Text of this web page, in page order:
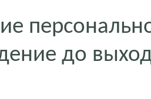
до